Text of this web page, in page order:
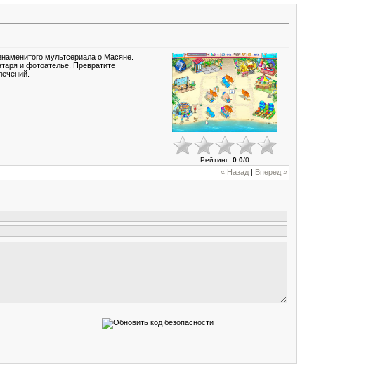
мультсериала о Масяне.
и фотоателье. Превратите
Рейтинг: 0.0/0
« Назад Вперед »